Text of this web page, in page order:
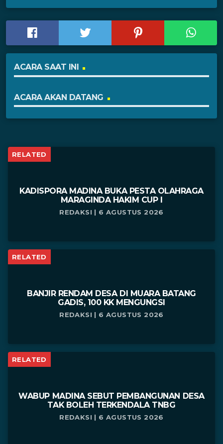
ACARA SAAT INI
ACARA AKAN DATANG
RELATED
KADISPORA MADINA BUKA PESTA OLAHRAGA
MARAGINDA HAKIM CUP I
REDAKSI | 6 AGUSTUS 2026
RELATED
BANJIR RENDAM DESA DI MUARA BATANG
GADIS, 100 KK MENGUNGSI
REDAKSI | 6 AGUSTUS 2026
RELATED
WABUP MADINA SEBUT PEMBANGUNAN DESA
TAK BOLEH TERKENDALA TNBG
REDAKSI | 6 AGUSTUS 2026